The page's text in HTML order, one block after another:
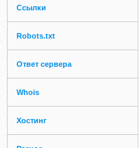
Ссылки
Robots.txt
Ответ сервера
Whois
Хостинг